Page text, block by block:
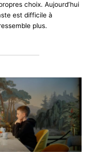
choix. Aujourd’hui
est difficile à
plus.